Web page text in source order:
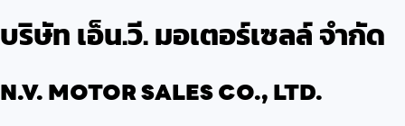
บริษัท เอ็น.วี. มอเตอร์เซลล์ จำกัด
N.V. MOTOR SALES CO., LTD.